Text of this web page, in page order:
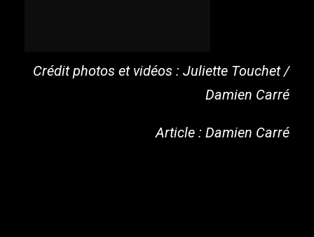
Crédit photos et vidéos : Juliette Touchet /
Damien Carré
Article : Damien Carré